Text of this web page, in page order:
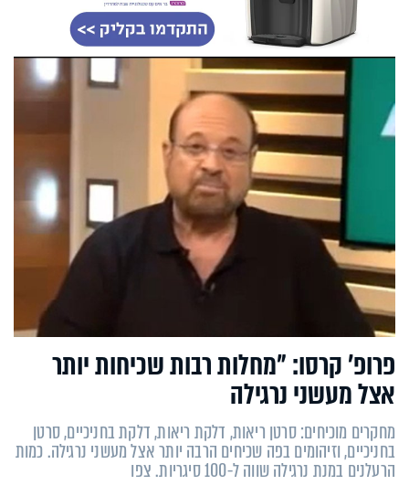
פרופ' קרסו: "מחלות רבות שכיחות יותר
אצל מעשני נרגילה
מחקרים מוכיחים: סרטן ריאות, דלקת ריאות, דלקת בחניכיים, סרטן
בחניכיים, וזיהומים בפה שכיחים הרבה יותר אצל מעשני נרגילה. כמות
הרעלנים במנת נרגילה שווה ל-100 סיגריות. צפו